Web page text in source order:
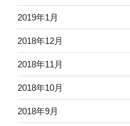
2019年1月
2018年12月
2018年11月
2018年10月
2018年9月